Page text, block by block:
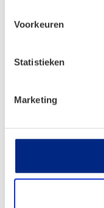
Voorkeuren
Statistieken
Marketing
Maandag
Donderdag
Zaterdag
werkplaats
08:30